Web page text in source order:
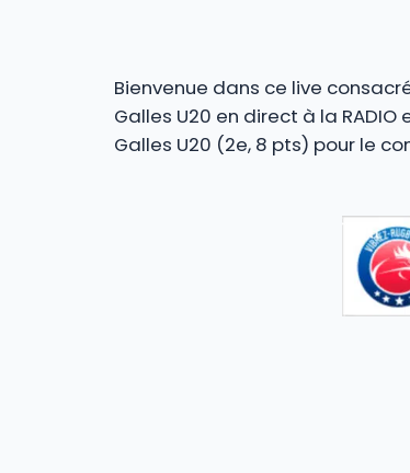
Bienvenue dans ce live
Galles U20 en direct à la RADIO
Galles U20 (2e, 8 pts) pour le